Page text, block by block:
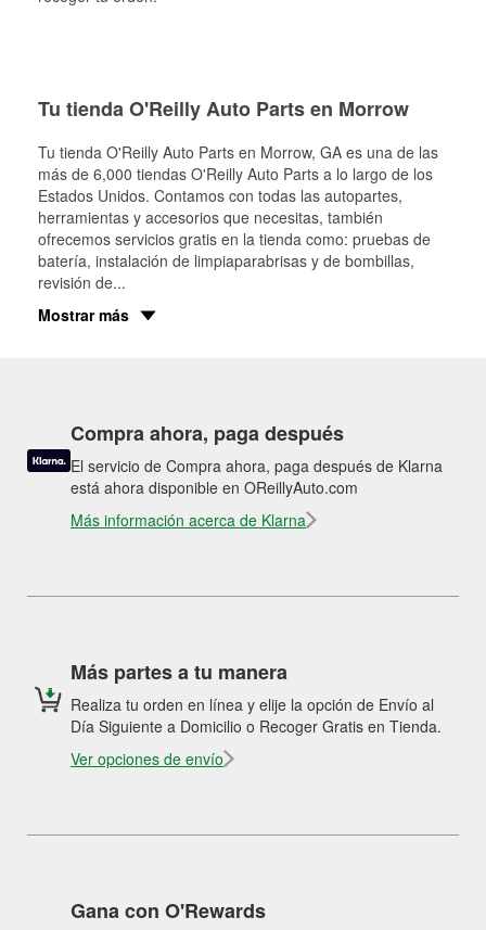
Tu tienda O'Reilly Auto Parts en Morrow
Tu tienda O'Reilly Auto Parts en Morrow, GA es una de las
más de 6,000 tiendas O'Reilly Auto Parts a lo largo de los
Estados Unidos. Contamos con todas las autopartes,
herramientas y accesorios que necesitas, también
ofrecemos servicios gratis en la tienda como: pruebas de
batería, instalación de limpiaparabrisas y de bombillas,
revisión de...
Mostrar más
Compra ahora, paga después
El servicio de Compra ahora, paga después de Klarna
está ahora disponible en OReillyAuto.com
Más información acerca de Klarna
Más partes a tu manera
Realiza tu orden en línea y elije la opción de Envío al
Día Siguiente a Domicilio o Recoger Gratis en Tienda.
Ver opciones de envío
Gana con O'Rewards